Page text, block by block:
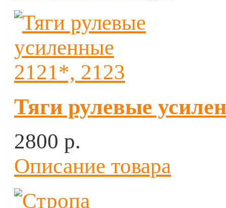
Тяги рулевые
2800 p.
Описание товара